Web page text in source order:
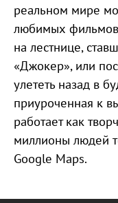
реальном мире
любимых
на лестнице,
«Джокер», или
улететь назад в
приуроченная к
работает как
миллионы людей
Google Maps.